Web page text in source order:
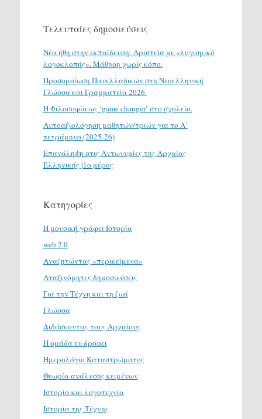
Τελευταίες δημοσιεύσεις
Νέα ήθη στην εκπαίδευση: Αριστεία με «λογισμικό
λογοκλοπής». Μάθηση χωρίς κόπο.
Προσομοίωση Πανελλαδικών στη Νεοελληνική
Γλώσσα και Γραμματεία 2026.
H Φιλοσοφία ως ‘game changer’ στο σχολείο.
Αυτοαξιολόγηση μαθητών/τριών για το Α΄
τετράμηνο (2025-26)
Επανάληψη στις Αντωνυμίες της Αρχαίας
Ελληνικής |1ο μέρος
Κατηγορίες
H μουσική γράφει Ιστορία
web 2.0
Αναζητώντας «περικείμενα»
Αταξινόμητες δημοσιεύσεις
Για την Τέχνη και τη ζωή
Γλώσσα
Διδάσκοντας τους Αρχαίους
Η ομάδα εν δράσει
Ημερολόγιο Καταστρώματος
Θεωρία ανάλυσης κειμένων
Ιστορία και λογοτεχνία
Ιστορία της Τέχνης